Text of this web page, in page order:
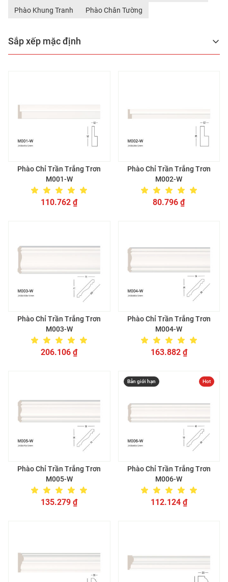
Phào Khung Tranh
Phào Chân Tường
Sắp xếp mặc định
Phào Chỉ Trần Trắng Trơn
M001-W
110.762₫
Phào Chỉ Trần Trắng Trơn
M002-W
80.796₫
Phào Chỉ Trần Trắng Trơn
M003-W
206.106₫
Phào Chỉ Trần Trắng Trơn
M004-W
163.882 ₫
Phào Chỉ Trần Trắng Trơn
M005-W
135.279₫
Bản giới hạn Hot
Phào Chỉ Trần Trắng Trơn
M006-W
112.124 ₫